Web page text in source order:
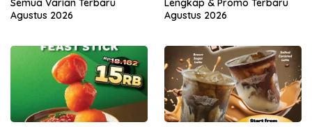
Semua Varian Terbaru
Agustus 2026
Lengkap & Promo Terbaru
Agustus 2026